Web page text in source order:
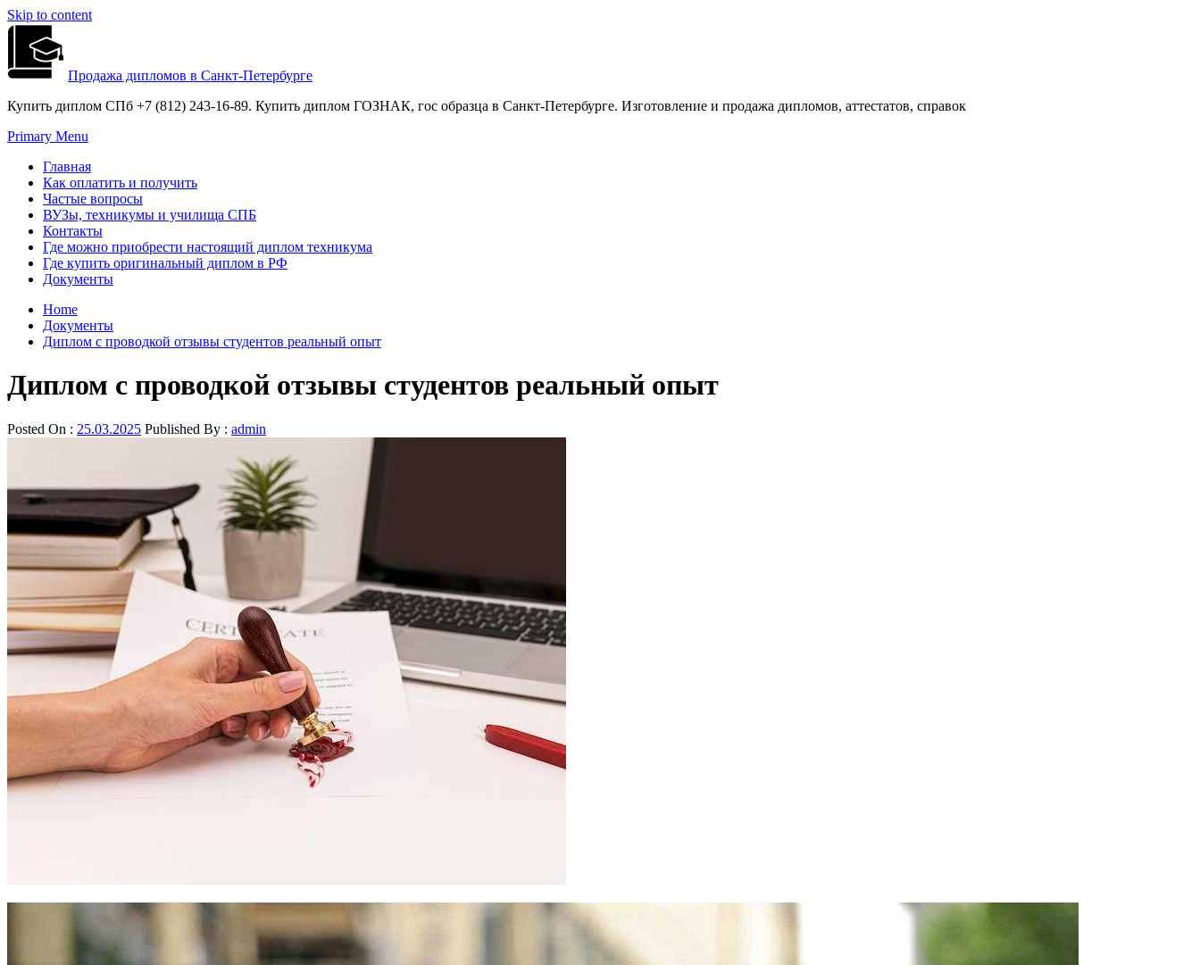
Skip to content
Продажа дипломов в Санкт-Петербурге
Купить диплом СПб +7 (812) 243-16-89. Купить диплом ГОЗНАК, гос образца в Санкт-Петербурге. Изготовление и продажа дипломов, аттестатов, справок
Primary Menu
Главная
Как оплатить и получить
Частые вопросы
ВУЗы, техникумы и училища СПБ
Контакты
Где можно приобрести настоящий диплом техникума
Где купить оригинальный диплом в РФ
Документы
Home
Документы
Диплом с проводкой отзывы студентов реальный опыт
Диплом с проводкой отзывы студентов реальный опыт
Posted On : 25.03.2025 Published By : admin